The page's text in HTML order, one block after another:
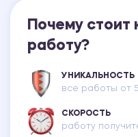
Почему стоит
работу?
УНИКАЛЬНОСТЬ
все работы от
СКОРОСТЬ
работу